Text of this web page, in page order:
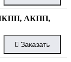
АКПП,
Заказать